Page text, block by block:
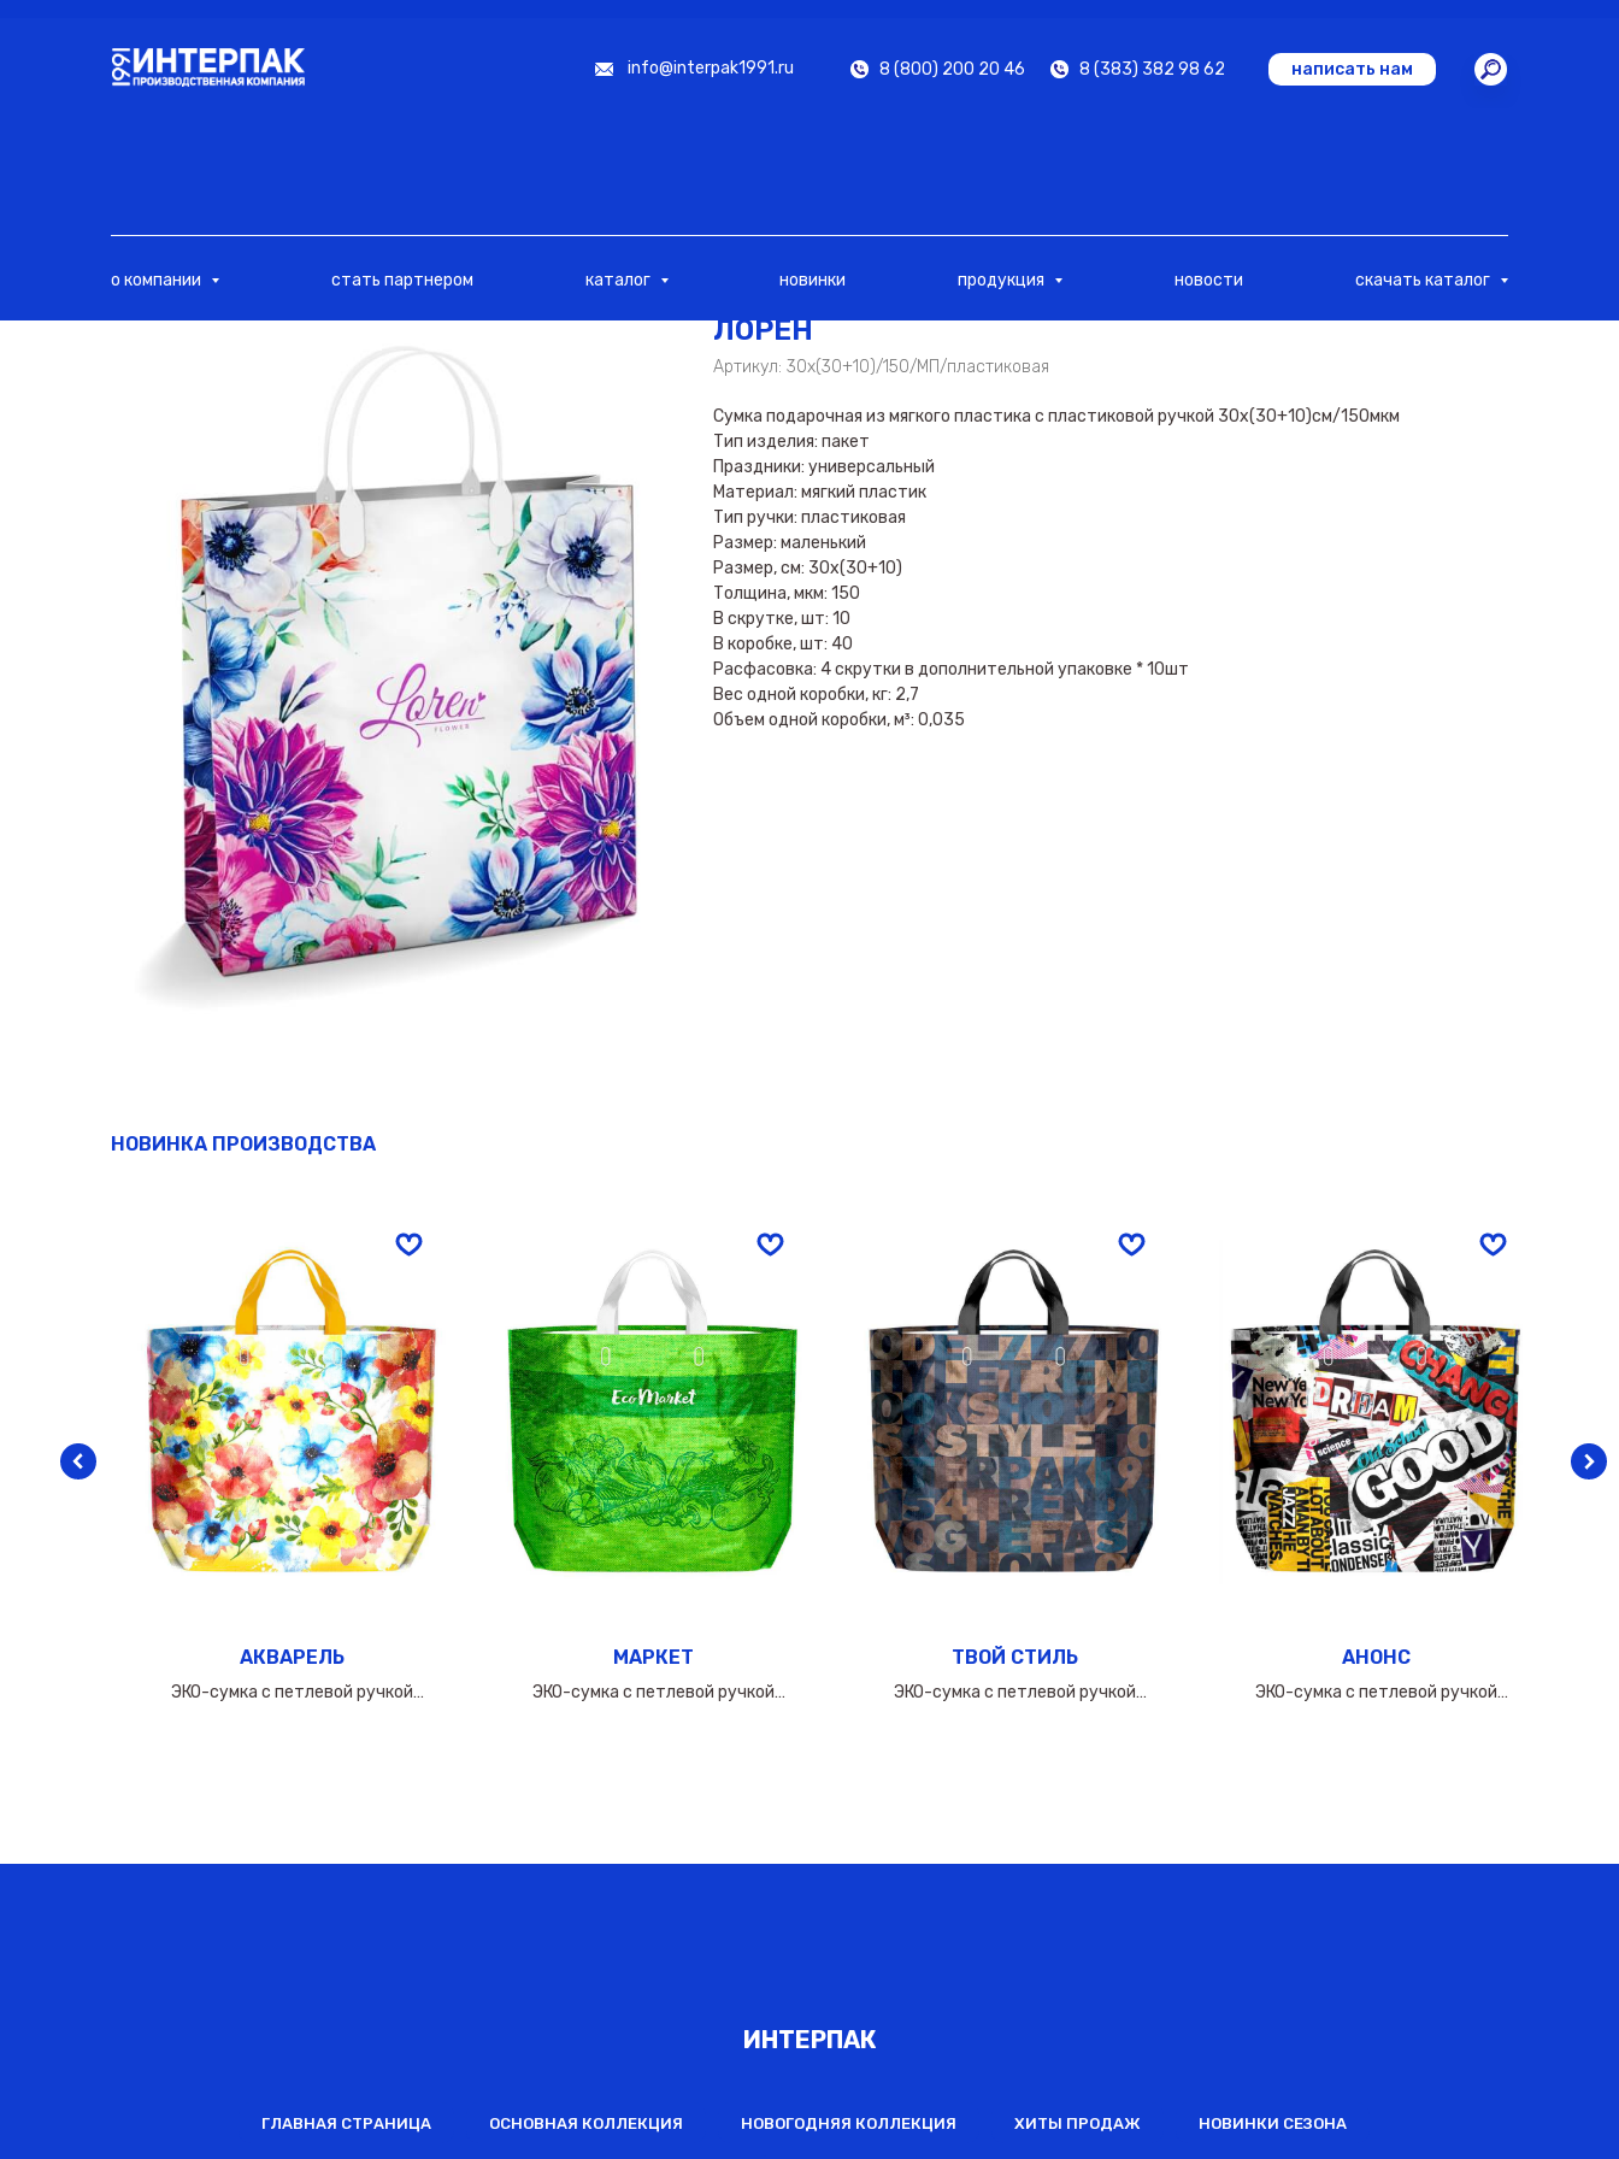
написать нам
info@interpak1991.ru 8 (800) 200 20 46 8 (383) 382 98 62
о компании стать партнером каталог новинки продукция новости скачать каталог
ЛОРЕН
Артикул: 30х(30+10)/150/МП/пластиковая
Сумка подарочная из мягкого пластика с пластиковой ручкой 30х(30+10)см/150мкм
Тип изделия: пакет
Праздники: универсальный
Материал: мягкий пластик
Тип ручки: пластиковая
Размер: маленький
Размер, см: 30х(30+10)
Толщина, мкм: 150
В скрутке, шт: 10
В коробке, шт: 40
Расфасовка: 4 скрутки в дополнительной упаковке * 10шт
Вес одной коробки, кг: 2,7
Объем одной коробки, м³: 0,035
НОВИНКА ПРОИЗВОДСТВА
АКВАРЕЛЬ
ЭКО-сумка с петлевой ручкой
МАРКЕТ
ЭКО-сумка с петлевой ручкой
ТВОЙ СТИЛЬ
ЭКО-сумка с петлевой ручкой
АНОНС
ЭКО-сумка с петлевой ручкой
ИНТЕРПАК
ГЛАВНАЯ СТРАНИЦА ОСНОВНАЯ КОЛЛЕКЦИЯ НОВОГОДНЯЯ КОЛЛЕКЦИЯ ХИТЫ ПРОДАЖ НОВИНКИ СЕЗОНА